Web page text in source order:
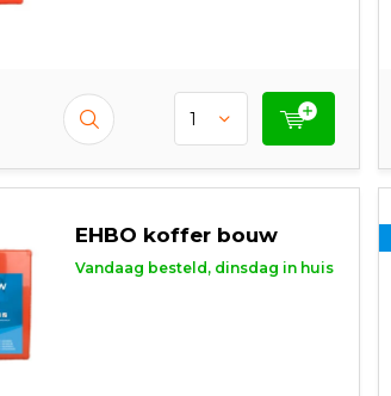
EHBO koffer bouw
Vandaag besteld, dinsdag in huis